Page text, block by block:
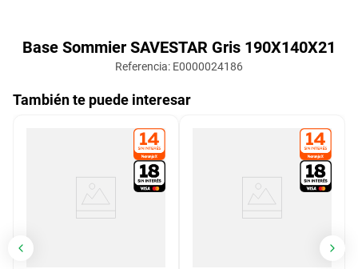
Base Sommier SAVESTAR Gris 190X140X21
Referencia: E0000024186
También te puede interesar